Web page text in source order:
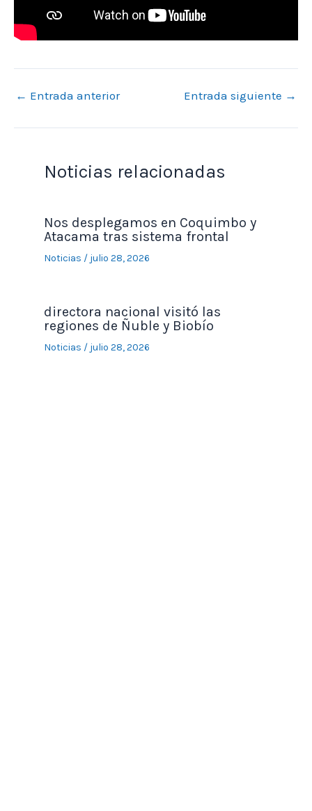
← Entrada anterior Entrada siguiente →
Noticias relacionadas
Nos desplegamos en Coquimbo y
Atacama tras sistema frontal
Noticias / julio 28, 2026
directora nacional visitó las
regiones de Ñuble y Biobío
Noticias / julio 28, 2026